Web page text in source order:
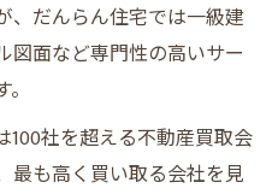
、だんらん住宅では一級建
図面など専門性の高いサー
100社を超える不動産買取会
最も高く買い取る会社を見